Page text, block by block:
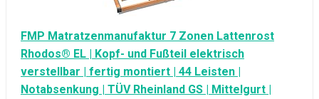
FMP Matratzenmanufaktur 7 Zonen Lattenrost
Rhodos® EL | Kopf- und Fußteil elektrisch
verstellbar | fertig montiert | 44 Leisten |
Notabsenkung | TÜV Rheinland GS | Mittelgurt |